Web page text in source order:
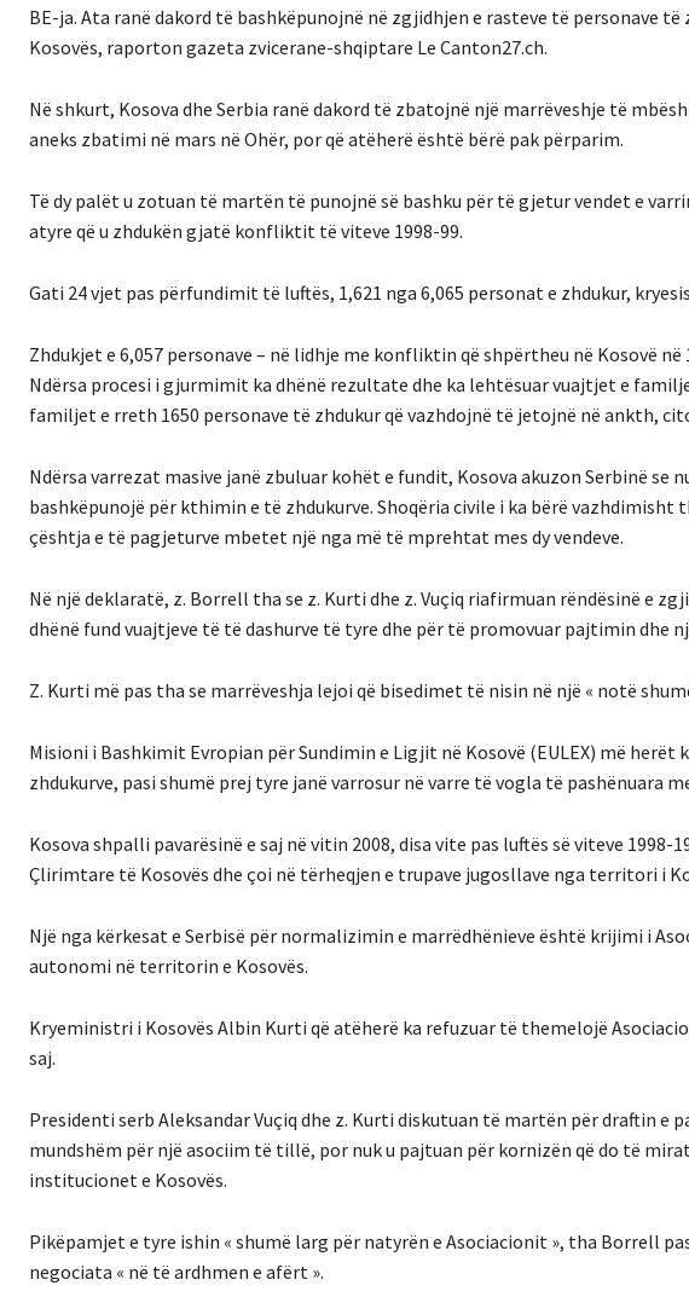
BE-ja. Ata ranë dakord të bashkëpunojnë në zgjidhjen e rasteve të personave
Kosovës, raporton gazeta zvicerane-shqiptare Le Canton27.ch.
Në shkurt, Kosova dhe Serbia ranë dakord të zbatojnë një marrëveshje të
aneks zbatimi në mars në Ohër, por që atëherë është bërë pak përparim.
Të dy palët u zotuan të martën të punojnë së bashku për të gjetur vendet e
atyre që u zhdukën gjatë konfliktit të viteve 1998-99.
Gati 24 vjet pas përfundimit të luftës, 1,621 nga 6,065 personat e zhdukur,
Zhdukjet e 6,057 personave – në lidhje me konfliktin që shpërtheu në Kosovë në
Ndërsa procesi i gjurmimit ka dhënë rezultate dhe ka lehtësuar vuajtjet e
familjet e rreth 1650 personave të zhdukur që vazhdojnë të jetojnë në ankth,
Ndërsa varrezat masive janë zbuluar kohët e fundit, Kosova akuzon Serbinë se
bashkëpunojë për kthimin e të zhdukurve. Shoqëria civile i ka bërë
çështja e të pagjeturve mbetet një nga më të mprehtat mes dy vendeve.
Në një deklaratë, z. Borrell tha se z. Kurti dhe z. Vuçiq riafirmuan rëndësinë e
dhënë fund vuajtjeve të të dashurve të tyre dhe për të promovuar pajtimin dhe
Z. Kurti më pas tha se marrëveshja lejoi që bisedimet të nisin në një « notë
Misioni i Bashkimit Evropian për Sundimin e Ligjit në Kosovë (EULEX) më
zhdukurve, pasi shumë prej tyre janë varrosur në varre të vogla të pashënuara
Kosova shpalli pavarësinë e saj në vitin 2008, disa vite pas luftës së viteve
Çlirimtare të Kosovës dhe çoi në tërheqjen e trupave jugosllave nga territori i
Një nga kërkesat e Serbisë për normalizimin e marrëdhënieve është krijimi i
autonomi në territorin e Kosovës.
Kryeministri i Kosovës Albin Kurti që atëherë ka refuzuar të themelojë
saj.
Presidenti serb Aleksandar Vuçiq dhe z. Kurti diskutuan të martën për draftin
mundshëm për një asociim të tillë, por nuk u pajtuan për kornizën që do të
institucionet e Kosovës.
Pikëpamjet e tyre ishin « shumë larg për natyrën e Asociacionit », tha Borrell
negociata « në të ardhmen e afërt ».